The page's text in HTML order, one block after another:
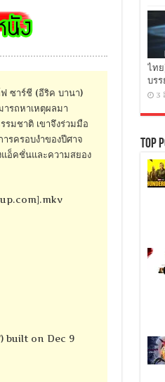
ซาร์ชี (อีริค บานา)
รถหาเหตุผลมา
รมชาติ เขาจึงร่วมมือ
รครอบงำของปีศาจ
แอ็คชั่นและความสยอง
built on Dec 9
ไท
บร
3
Top